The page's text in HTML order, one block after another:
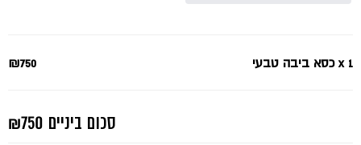
x 1כסא ביבה טבעי ₪750
סכום ביניים ₪750